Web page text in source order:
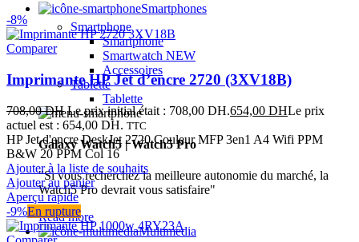
Smartphones
Smartphone
Smartphone
Smartwatch NEW
Accessoires
Tablette
Tablette
Galaxy Watch5 | Watch5 Pro
"Si vous recherchez la meilleure autonomie du marché, la
Watch5 Pro devrait vous satisfaire"
Read more
Multimedia
-8%
Comparer
Imprimante HP Jet d’encre 2720 (3XV18B)
708,00DH Le prix initial était : 708,00 DH.654,00 DHLe prix
actuel est : 654,00 DH. TTC
HP Jet d'encre DeskJet 2720 Couleur MFP 3en1 A4 Wifi PPM
B&W 20 PPM Col 16
Ajouter à la liste de souhaits
Ajouter au panier
Aperçu rapide
-9%En rupture